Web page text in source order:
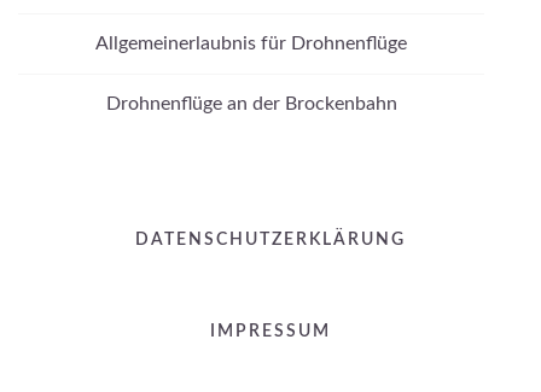
Allgemeinerlaubnis für Drohnenflüge
Drohnenflüge an der Brockenbahn
DATENSCHUTZERKLÄRUNG
IMPRESSUM